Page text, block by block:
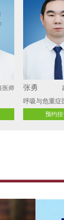
医师 张勇
呼吸与危重症
预约